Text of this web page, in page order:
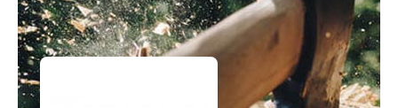
CALCULER SA CONSOMMATION
TROUVER SON FOURNISSEUR